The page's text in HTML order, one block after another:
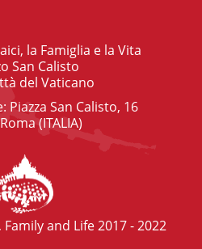
la Famiglia e la Vita
San Calisto
del Vaticano
Piazza San Calisto, 16
(ITALIA)
and Life 2017 - 2022